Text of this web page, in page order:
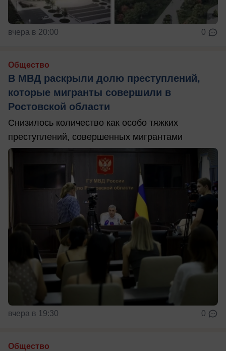
вчера в 20:00 0
Общество
В МВД раскрыли долю преступлений,
которые мигранты совершили в
Ростовской области
Снизилось количество как особо тяжких
преступлений, совершенных мигрантами
вчера в 19:30 0
Общество